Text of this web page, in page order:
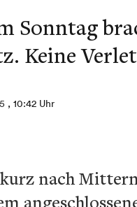
Sonntag
Keine
, 10:42 Uhr
nach